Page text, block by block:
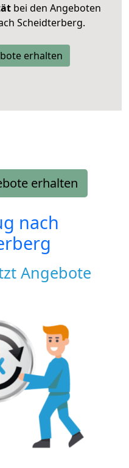
bei den Angeboten
Scheidterberg.
erhalten
erhalten
nach
Angebote